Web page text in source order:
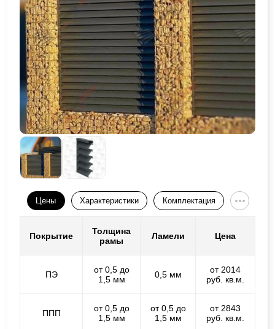
Цены Характеристики Комплектация
Покрытие
Толщина
рамы
Ламели Цена
ПЭ
от 0,5 до
1,5 мм
0,5 мм
от 2014
руб. кв.м.
ППП
от 0,5 до
1,5 мм
от 0,5 до
1,5 мм
от 2843
руб. кв.м.